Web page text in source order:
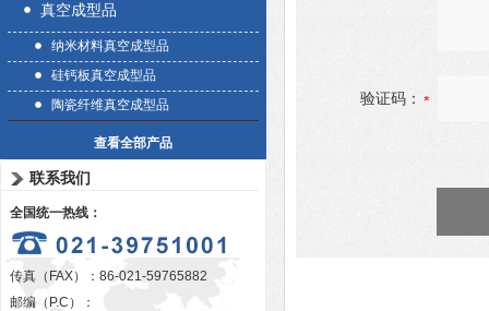
真空成型品
纳米材料真空成型品
硅钙板真空成型品
陶瓷纤维真空成型品
查看全部产品
联系我们
全国统一热线：
传真（FAX）：86-021-59765882
邮编（P.C）：
验证码：